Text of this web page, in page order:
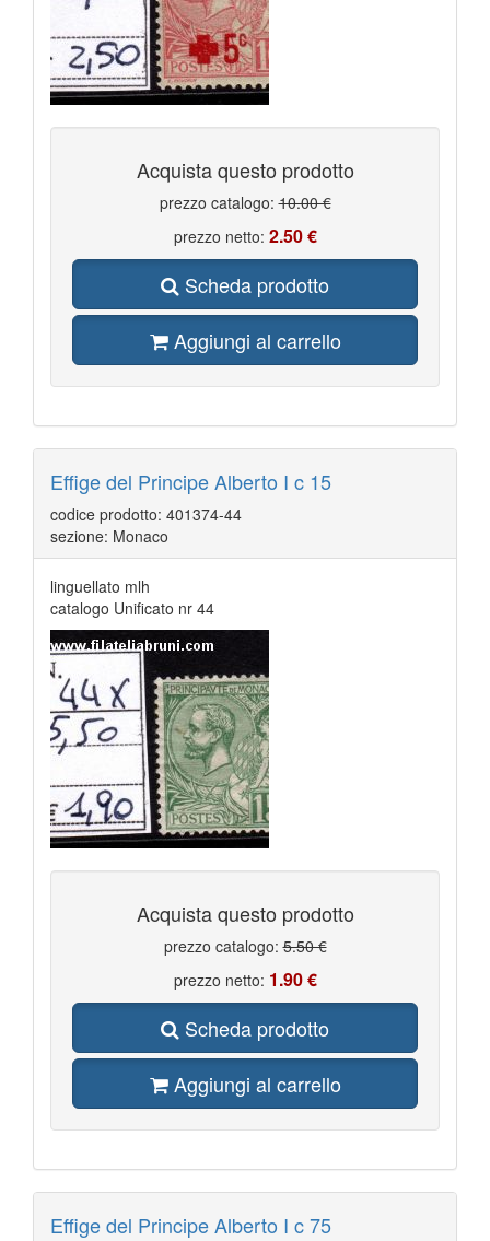
Acquista questo prodotto
prezzo catalogo:10.00 €
prezzo netto: 2.50 €
Scheda prodotto
Aggiungi al carrello
Effige del Principe Alberto I c 15
codice prodotto: 401374-44
sezione: Monaco
linguellato mlh
catalogo Unificato nr 44
Acquista questo prodotto
prezzo catalogo:5.50 €
prezzo netto: 1.90 €
Scheda prodotto
Aggiungi al carrello
Effige del Principe Alberto I c 75